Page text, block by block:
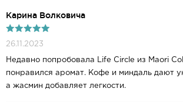
Карина Волковича
26.11.2023
Недавно попробовала Life Circle из Maori
понравился аромат. Кофе и миндаль дают
а жасмин добавляет легкости.